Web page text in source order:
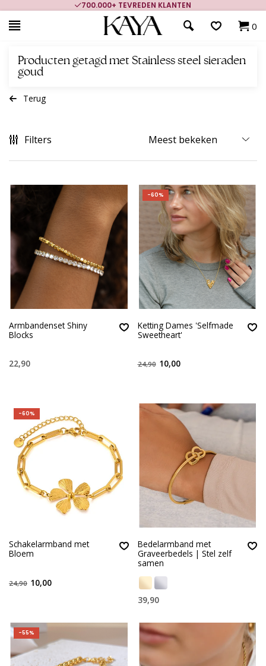
700.000+ TEVREDEN KLANTEN
0
Producten getagd met Stainless steel sieraden
goud
Terug
Filters
Armbandenset Shiny
Blocks
22,90
-60%
Ketting Dames 'Selfmade
Sweetheart'
24,90 10,00
-60%
Schakelarmband met
Bloem
24,90 10,00
Bedelarmband met
Graveerbedels | Stel zelf
samen
39,90
-55%